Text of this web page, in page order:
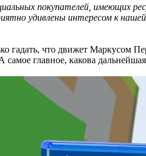
покупателей, имеющих
удивлены интересом к
гадать, что движет Маркусом
главное, какова